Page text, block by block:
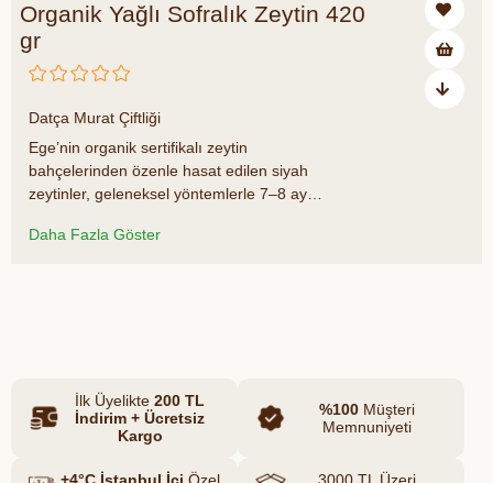
Organik Yağlı Sofralık Zeytin 420
gr
Datça Murat Çiftliği
Ege’nin organik sertifikalı zeytin
bahçelerinden özenle hasat edilen siyah
zeytinler, geleneksel yöntemlerle 7–8 ay
edilerek olgunlaştırılır. İnce kabuklu, etli ve
Daha Fazla Göster
İlk Üyelikte 200 TL
İndirim + Ücretsiz
Kargo
%100Müşteri
Memnuniyeti